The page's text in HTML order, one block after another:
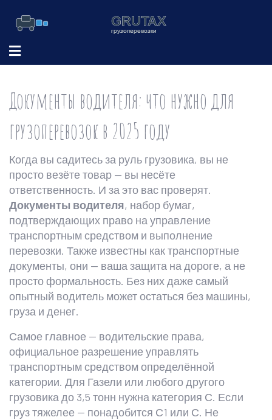
Документы водителя: что нужно для
грузоперевозок в 2025 году
Когда вы садитесь за руль грузовика, вы не
просто везёте товар — вы несёте
ответственность. И за это вас проверят.
Документы водителя, набор бумаг,
подтверждающих право на управление
транспортным средством и выполнение
перевозки. Также известны кактранспортные
документы, они — ваша защита на дороге, а не
просто формальность. Без них даже самый
опытный водитель может остаться без машины,
груза и денег.
Самое главное — водительские права,
официальное разрешение управлять
транспортным средством определённой
категории. Для Газели или любого другого
грузовика до 3,5 тонн нужна категория С. Если
груз тяжелее — понадобится С1 или С. Не